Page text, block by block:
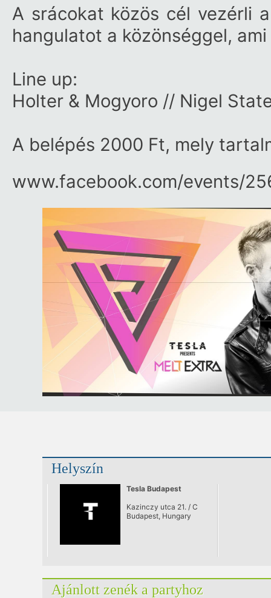
A srácokat közös cél vezérli
hangulatot a közönséggel,
Line up:
Holter & Mogyoro // Nigel
A belépés 2000 Ft, mely
www.facebook.com/​events/​
Helyszín
Tesla Budapest
Kazinczy utca 21. / C
Budapest, Hungary
Ajánlott zenék a partyhoz